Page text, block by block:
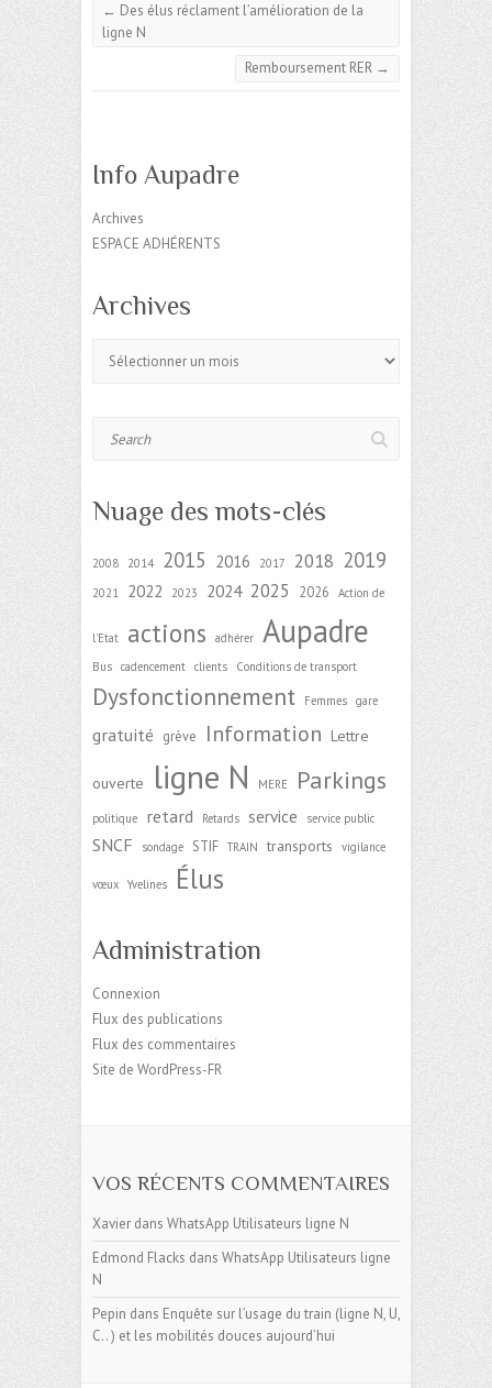
← Des élus réclament l’amélioration de la
ligne N
Remboursement RER →
Info Aupadre
Archives
ESPACE ADHÉRENTS
Archives
Nuage des mots-clés
2008 2014 2015 2016 2017 2018 2019
2021 2022 2023 2024 2025 2026 Action de
l'Etat actions adhérer Aupadre
Bus cadencement clients Conditions de transport
Dysfonctionnement Femmes gare
gratuité grève Information Lettre
ouverte ligne N MERE Parkings
politique retard Retards service service public
SNCF sondage STIF TRAIN transports vigilance
vœux Yvelines Élus
Administration
Connexion
Flux des publications
Flux des commentaires
Site de WordPress-FR
VOS RÉCENTS COMMENTAIRES
Xavier dans WhatsApp Utilisateurs ligne N
Edmond Flacks dans WhatsApp Utilisateurs ligne
N
Pepin dans Enquête sur l’usage du train (ligne N, U,
C.. ) et les mobilités douces aujourd’hui